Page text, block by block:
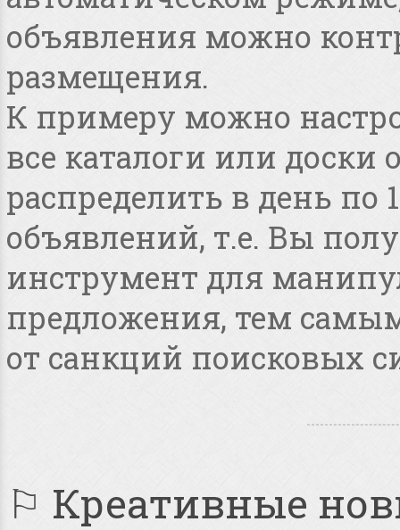
объявления можно
размещения.
К примеру можно
все каталоги или
распределить в день по
объявлений, т.е. Вы
инструмент для
предложения, тем
от санкций поисковых
⚐ Креативные